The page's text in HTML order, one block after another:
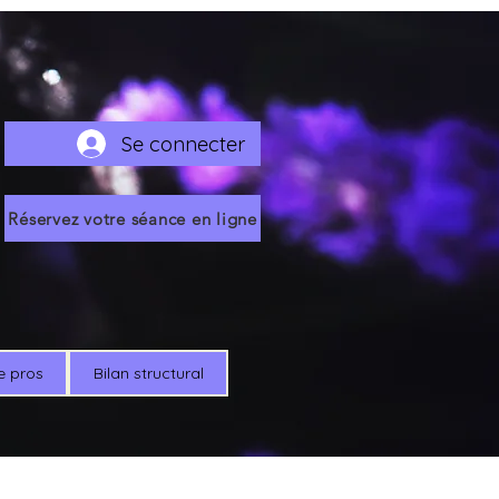
Se connecter
pros Bilan structural
Réservez votre séance en ligne